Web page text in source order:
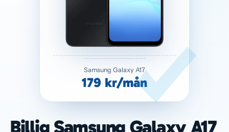
Billig Samsung Galaxy A17
Samsung Galaxy A17
179 kr/mån